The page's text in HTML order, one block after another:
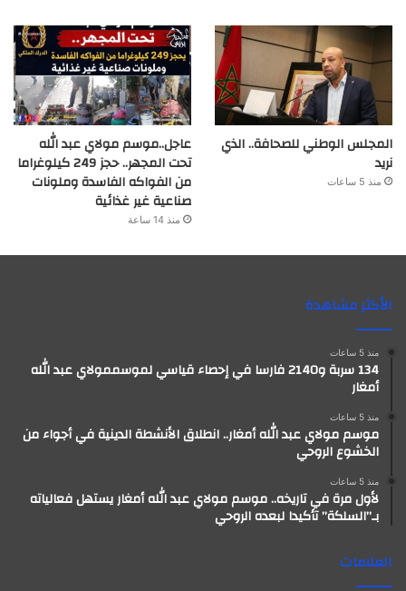
المجلس الوطني للصحافة.. الذي
نريد
منذ 5 ساعات
عاجل..موسم مولاي عبد الله
تحت المجهر.. حجز 249 كيلوغراما
من الفواكه الفاسدة وملونات
صناعية غير غذائية
منذ 14 ساعة
الأكثر مشاهدة
منذ 5 ساعات
134 سربة و2140 فارسا في إحصاء قياسي لموسممولاي عبد الله
أمغار
منذ 5 ساعات
موسم مولاي عبد الله أمغار.. انطلاق الأنشطة الدينية في أجواء من
الخشوع الروحي
منذ 5 ساعات
لأول مرة في تاريخه.. موسم مولاي عبد الله أمغار يستهل فعالياته
بـ”السلكة” تأكيدا لبعده الروحي
العلامات